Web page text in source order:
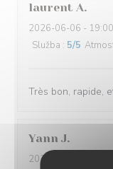
laurent A
2026-06-06 -
Služba : 5/5
Très bon, rapide,
Yann J
2026-05-23